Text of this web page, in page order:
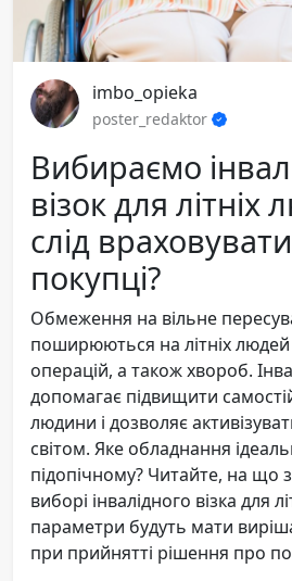
imbo_opieka
poster_redaktor
Вибираємо
візок для
слід
покупці?
Обмеження на вільне
поширюються на літніх людей
операцій, а також хвороб.
допомагає підвищити
людини і дозволяє
світом. Яке обладнання
підопічному? Читайте, на що
виборі інвалідного візка для
параметри будуть мати
при прийнятті рішення про